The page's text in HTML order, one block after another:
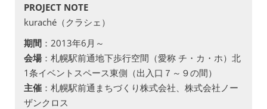
PROJECT NOTE
kuraché（クラシェ）
期間 ：2013年6月～
会場 ：札幌駅前通地下歩行空間（愛称 チ・カ・ホ）北
1条イベントスペース東側（出入口７～９の間）
主催 ：札幌駅前通まちづくり株式会社、株式会社ノー
ザンクロス